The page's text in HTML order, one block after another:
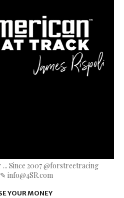
Since 2007 @forstreetracing
info@4SR.com
YOUR MONEY